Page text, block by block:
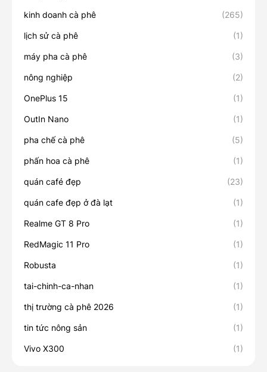
kinh doanh cà phê (265)
lịch sử cà phê (1)
máy pha cà phê (3)
nông nghiệp (2)
OnePlus 15 (1)
OutIn Nano (1)
pha chế cà phê (5)
phấn hoa cà phê (1)
quán café đẹp (23)
quán cafe đẹp ở đà lạt (1)
Realme GT 8 Pro (1)
RedMagic 11 Pro (1)
Robusta (1)
tai-chinh-ca-nhan (1)
thị trường cà phê 2026 (1)
tin tức nông sản (1)
Vivo X300 (1)